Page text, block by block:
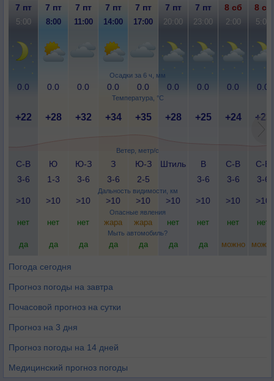
Осадки за 6 ч, мм
Температура, °C
Ветер, метр/с
Дальность видимости, км
Опасные явления
Мыть автомобиль?
7 пт 7 пт 7 пт 7 пт 7 пт 7 пт 7 пт 8 сб 8 сб
5:00 8:00 11:00 14:00 17:00 20:00 23:00 2:00 5:00
0.0 0.0 0.0 0.0 0.0 0.0 0.0 0.0 0.0
+22 +28 +32 +34 +35 +28 +25 +24 +23
С-В
3-6
Ю
1-3
Ю-З
3-6
З
3-6
Ю-З
2-5
Штиль
В
3-6
С-В
3-6
С-В
3-6
>10 >10 >10 >10 >10 >10 >10 >10 >10
нет нет нет жара жара нет нет нет нет
да да да да да да да можно
Погода сегодня
Прогноз погоды на завтра
Почасовой прогноз на сутки
Прогноз на 3 дня
Прогноз погоды на 14 дней
Медицинский прогноз погоды